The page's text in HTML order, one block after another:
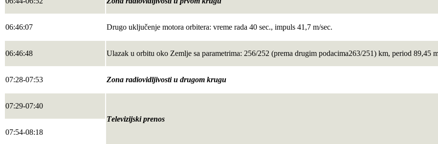
06:46:07 Drugo uključenje motora orbitera: vreme rada 40 sec., impuls 41,7 m/sec.
06:46:48 Ulazak u orbitu oko Zemlje sa parametrima: 256/252 (prema drugim podacima263/251) km, period 89,45
07:28-07:53 Zona radiovidljivosti u drugom krugu
07:29-07:40
Теlevizijski prenos
07:54-08:18